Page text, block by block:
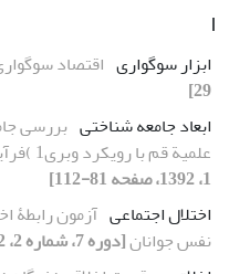
ا
ابزار سوگواری اقتصاد
29]
ابعاد جامعه شناختی بررسی
علمیة قم با رویکرد وبری1 )فرآیندها، چالشها و موانع(
1، 1392، صفحه 81-112]
اختلال اجتماعی آزمون رابطۀ
نفس جوانان[دوره 7، شماره 2، 1392، صفحه 3-27]